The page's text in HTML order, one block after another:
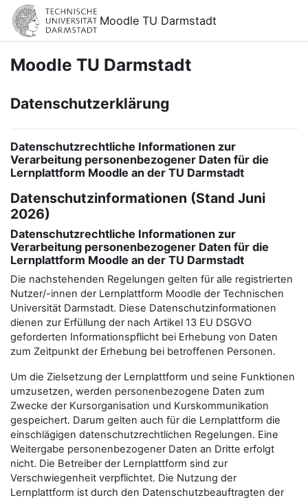
Zum Hauptinhalt
Moodle TU Darmstadt
Moodle TU Darmstadt
Datenschutzerklärung
Datenschutzrechtliche Informationen zur
Verarbeitung personenbezogener Daten für die
Lernplattform Moodle an der TU Darmstadt
Datenschutzinformationen (Stand Juni
2026)
Datenschutzrechtliche Informationen zur
Verarbeitung personenbezogener Daten für die
Lernplattform Moodle an der TU Darmstadt
Die nachstehenden Regelungen gelten für alle registrierten
Nutzer/-innen der Lernplattform Moodle der Technischen
Universität Darmstadt. Diese Datenschutzinformationen
dienen zur Erfüllung der nach Artikel 13 EU DSGVO
geforderten Informationspflicht bei Erhebung von Daten
zum Zeitpunkt der Erhebung bei betroffenen Personen.
Um die Zielsetzung der Lernplattform und seine Funktionen
umzusetzen, werden personenbezogene Daten zum
Zwecke der Kursorganisation und Kurskommunikation
gespeichert. Darum gelten auch für die Lernplattform die
einschlägigen datenschutzrechtlichen Regelungen. Eine
Weitergabe personenbezogener Daten an Dritte erfolgt
nicht. Die Betreiber der Lernplattform sind zur
Verschwiegenheit verpflichtet. Die Nutzung der
Lernplattform ist durch den Datenschutzbeauftragten der